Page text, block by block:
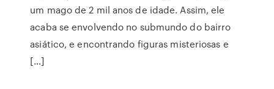
um mago de 2 mil anos de idade. Assim, ele
acaba se envolvendo no submundo do bairro
asiático, e encontrando figuras misteriosas e
[…]